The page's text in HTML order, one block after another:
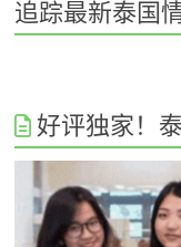
追踪最新泰国
好评独家！